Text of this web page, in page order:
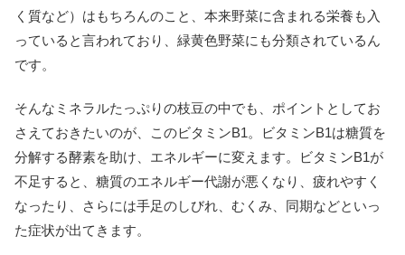
く質など）はもちろんのこと、本来野菜に含まれる栄養も入
っていると言われており、緑黄色野菜にも分類されているん
です。
そんなミネラルたっぷりの枝豆の中でも、ポイントとしてお
さえておきたいのが、このビタミンB1。ビタミンB1は糖質を
分解する酵素を助け、エネルギーに変えます。ビタミンB1が
不足すると、糖質のエネルギー代謝が悪くなり、疲れやすく
なったり、さらには手足のしびれ、むくみ、同期などといっ
た症状が出てきます。